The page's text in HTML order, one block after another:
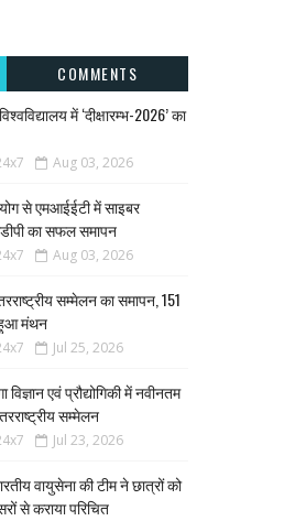
COMMENTS
में ‘दीक्षारम्भ-2026’ का
Aug 03, 2026
से एमआईईटी में साइबर
का सफल समापन
Aug 03, 2026
सम्मेलन का समापन, 151
हुआ मंथन
Jul 25, 2026
एवं प्रौद्योगिकी में नवीनतम
सम्मेलन
Jul 23, 2026
वायुसेना की टीम ने छात्रों को
से कराया परिचित